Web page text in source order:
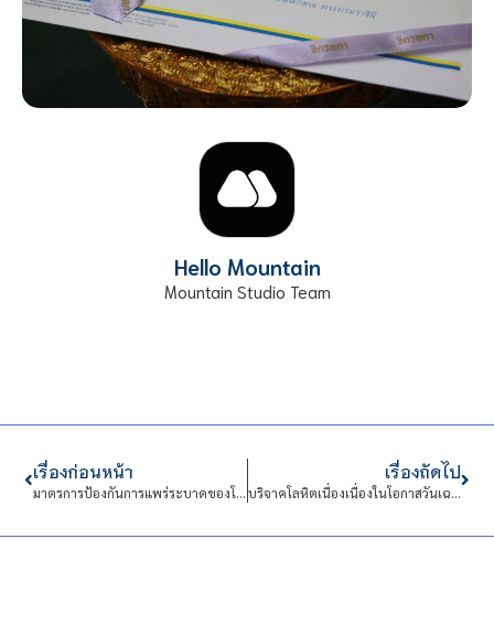
Hello Mountain
Mountain Studio Team
เรื่องก่อนหน้า
มาตรการป้องกันการแพร่ระบาดของโรคติดเชื้อไวรัส COVID-19
เรื่องถัดไป
บริจาคโลหิตเนื่องเนื่องในโอกาสวันเฉลิมพระชนมพรรษาสมเด็จพระนางเจ้า ฯ พระบรมราชินี